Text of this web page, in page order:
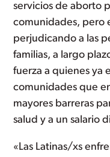
servicios de aborto
comunidades, pero
perjudicando a las
familias, a largo
fuerza a quienes ya
comunidades que
mayores barreras
salud y a un salario
«Las Latinas/xs